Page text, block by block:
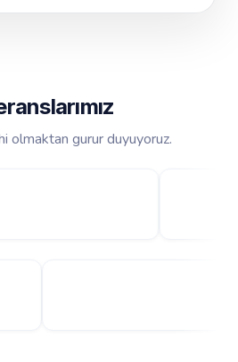
olmaktan gurur duyuyoruz.